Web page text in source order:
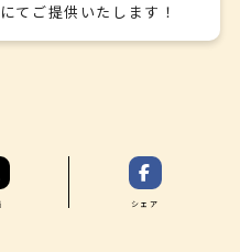
てご提供いたします！
シェア